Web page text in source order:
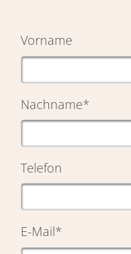
Vorname
Nachname*
Telefon
E-Mail*